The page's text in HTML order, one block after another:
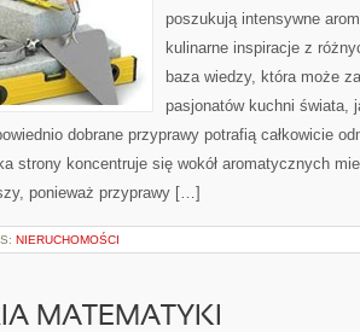
poszukują intensywne
kulinarne inspiracje z
baza wiedzy, która może
pasjonatów kuchni świata,
dobrane przyprawy potrafią całkowicie
strony koncentruje się wokół aromatycznych
ponieważ przyprawy […]
NIERUCHOMOŚCI
MATEMATYKI